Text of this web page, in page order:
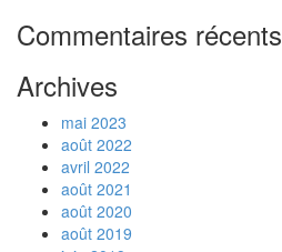
Commentaires récents
Archives
mai 2023
août 2022
avril 2022
août 2021
août 2020
août 2019